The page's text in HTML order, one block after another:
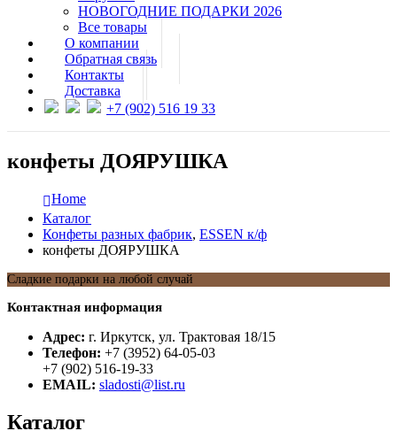
НОВОГОДНИЕ ПОДАРКИ 2026
Все товары
О компании
Обратная связь
Контакты
Доставка
+7 (902) 516 19 33
конфеты ДОЯРУШКА
Home
Каталог
Конфеты разных фабрик, ESSEN к/ф
конфеты ДОЯРУШКА
Сладкие подарки на любой случай
Контактная информация
Адрес: г. Иркутск, ул. Трактовая 18/15
Телефон: +7 (3952) 64-05-03
+7 (902) 516-19-33
EMAIL: sladosti@list.ru
Каталог